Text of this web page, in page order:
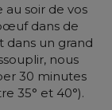
au soir de vos
dans de
dans un grand
nous
30 minutes
35° et 40°).